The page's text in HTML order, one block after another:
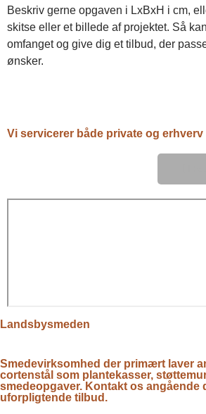
Beskriv gerne opgaven i LxBxH i cm,
skitse eller et billede af projektet. Så
omfanget og give dig et tilbud, der
ønsker.
Vi servicerer både private og erhverv
Landsbysmeden
Smedevirksomhed der primært laver
cortenstål som plantekasser,
smedeopgaver. Kontakt os angående
uforpligtende tilbud.